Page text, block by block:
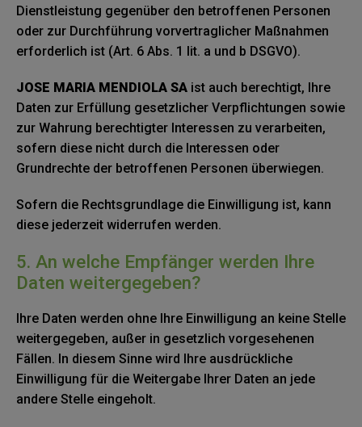
Dienstleistung gegenüber den betroffenen Personen
oder zur Durchführung vorvertraglicher Maßnahmen
erforderlich ist (Art. 6 Abs. 1 lit. a und b DSGVO).
JOSE MARIA MENDIOLA SA ist auch berechtigt, Ihre
Daten zur Erfüllung gesetzlicher Verpflichtungen sowie
zur Wahrung berechtigter Interessen zu verarbeiten,
sofern diese nicht durch die Interessen oder
Grundrechte der betroffenen Personen überwiegen.
Sofern die Rechtsgrundlage die Einwilligung ist, kann
diese jederzeit widerrufen werden.
5. An welche Empfänger werden Ihre
Daten weitergegeben?
Ihre Daten werden ohne Ihre Einwilligung an keine Stelle
weitergegeben, außer in gesetzlich vorgesehenen
Fällen. In diesem Sinne wird Ihre ausdrückliche
Einwilligung für die Weitergabe Ihrer Daten an jede
andere Stelle eingeholt.